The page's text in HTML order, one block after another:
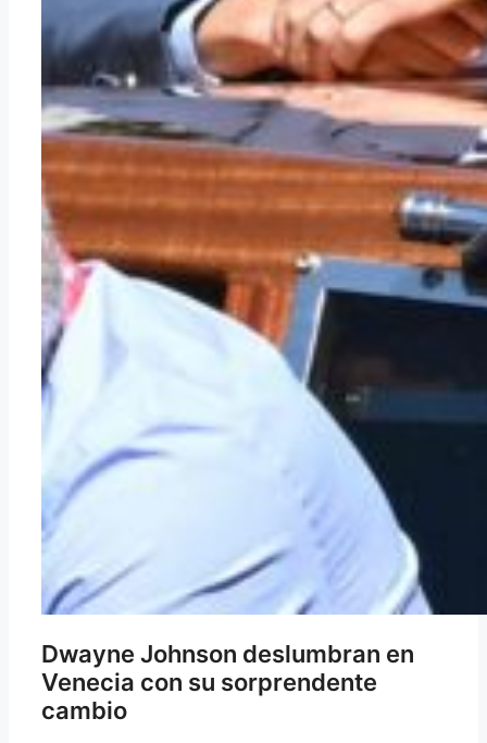
Dwayne Johnson deslumbran en
Venecia con su sorprendente
cambio